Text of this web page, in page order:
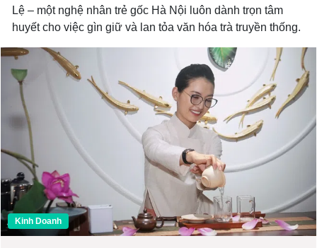
Lệ – một nghệ nhân trẻ gốc Hà Nội luôn dành trọn tâm
huyết cho việc gìn giữ và lan tỏa văn hóa trà truyền thống.
Kinh Doanh